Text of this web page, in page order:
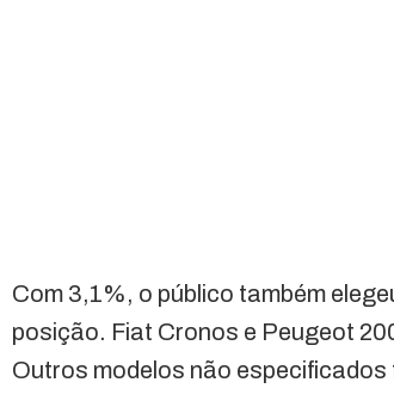
Com 3,1%, o público também
posição. Fiat Cronos e Peugeot
Outros modelos não